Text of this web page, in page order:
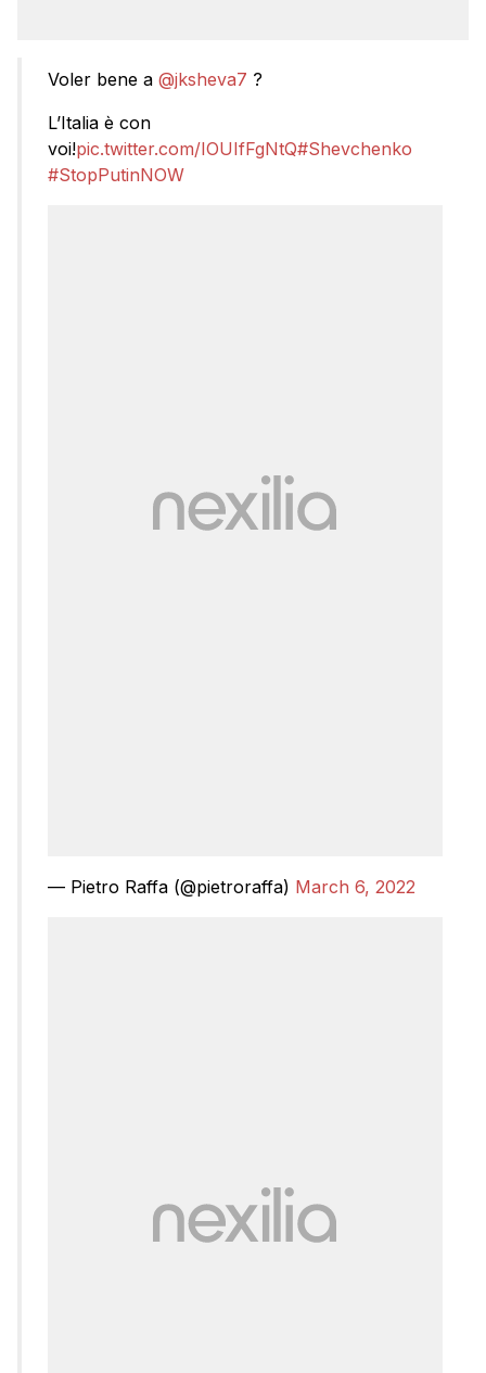
Voler bene a @jksheva7 ?
L’Italia è con
voi!pic.twitter.com/IOUIfFgNtQ#Shevchenko
#StopPutinNOW
— Pietro Raffa (@pietroraffa) March 6, 2022